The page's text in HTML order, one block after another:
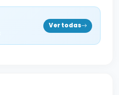
Ver todas